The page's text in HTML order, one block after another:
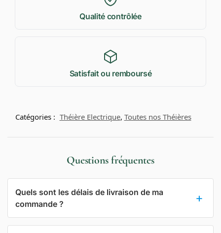
Qualité contrôlée
Satisfait ou remboursé
Catégories : Théière Electrique, Toutes nos Théières
Questions fréquentes
Quels sont les délais de livraison de ma
commande ?